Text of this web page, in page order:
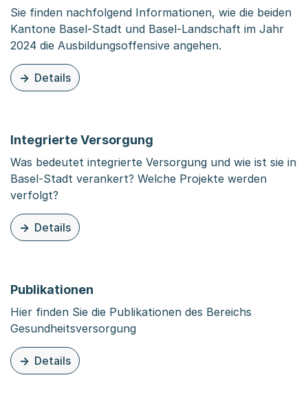
Sie finden nachfolgend Informationen, wie die beiden
Kantone Basel-Stadt und Basel-Landschaft im Jahr
2024 die Ausbildungsoffensive angehen.
Details
zu dieser Seite: Umsetzung Pflegeinitiative
Integrierte Versorgung
Was bedeutet integrierte Versorgung und wie ist sie in
Basel-Stadt verankert? Welche Projekte werden
verfolgt?
Details
zu dieser Organisationsseite: Integrierte Versorgung
Publikationen
Hier finden Sie die Publikationen des Bereichs
Gesundheitsversorgung
Details
zu dieser Organisationsseite: Publikationen